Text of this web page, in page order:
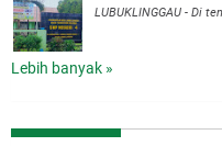
LUBUKLINGGAU - Di
Lebih banyak »